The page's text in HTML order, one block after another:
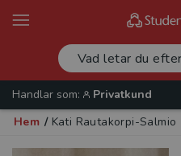
Handlar som:
Privatkund
Hem / Kati Rautakorpi-Salmio